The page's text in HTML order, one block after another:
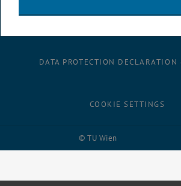
© TU Wien
DATA PROTECTION DECLARATION
COOKIE SETTINGS